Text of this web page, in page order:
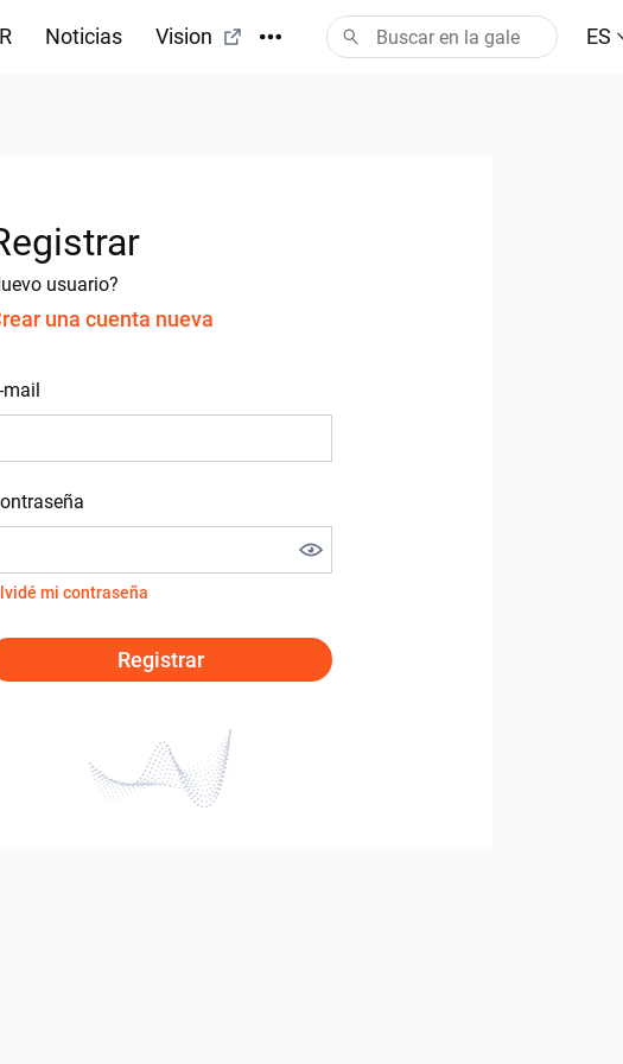
Noticias Vision ES
usuario?
una cuenta nueva
mail
mi contraseña
Registrar